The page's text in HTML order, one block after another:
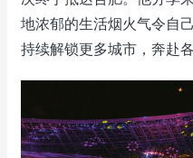
地浓郁的生活烟火气令自
持续解锁更多城市，奔赴各